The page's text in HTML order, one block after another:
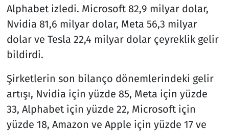
Alphabet izledi. Microsoft 82,9 milyar dolar,
Nvidia 81,6 milyar dolar, Meta 56,3 milyar
dolar ve Tesla 22,4 milyar dolar çeyreklik gelir
bildirdi.
Şirketlerin son bilanço dönemlerindeki gelir
artışı, Nvidia için yüzde 85, Meta için yüzde
33, Alphabet için yüzde 22, Microsoft için
yüzde 18, Amazon ve Apple için yüzde 17 ve